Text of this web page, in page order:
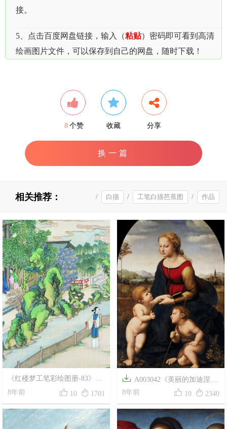
接。
5、点击百度网盘链接，输入（粘贴）密码即可看到高清
绘画图片文件，可以保存到自己的网盘，随时下载！
8 个赞 收藏 分享
换一篇
相关推荐： 作品
/
工笔白描芭蕉图
/
白描
/
高清
《红楼梦工笔彩绘图册-83》清
代孙温高清中国画作品
8年前  10  1701
 A003042《美丽的加迪涅
尔》意大利画家拉斐尔高清作
品
8年前  10  2340